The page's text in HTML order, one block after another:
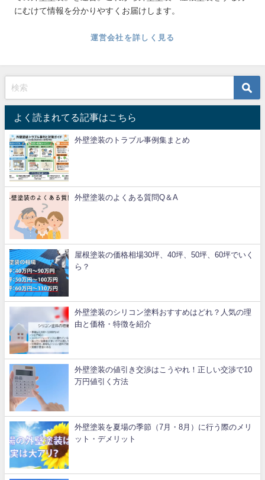
にむけて情報を分かりやすくお届けします。
運営会社を詳しく見る
よく読まれてる記事はこちら
外壁塗装のトラブル事例集まとめ
外壁塗装のよくある質問Q＆A
屋根塗装の価格相場30坪、40坪、50坪、60坪でいく
ら？
外壁塗装のシリコン塗料おすすめはどれ？人気の理
由と価格・特徴を紹介
外壁塗装の値引き交渉はこうやれ！正しい交渉で10
万円値引く方法
外壁塗装を夏場の季節（7月・8月）に行う際のメリ
ット・デメリット